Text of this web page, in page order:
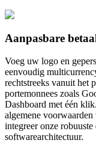
Aanpasbare
Voeg uw logo en
eenvoudig
rechtstreeks vanuit het
portemonnees zoals
Dashboard met één
algemene
integreer onze
softwarearchitectuur.